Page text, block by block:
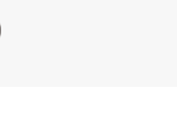
さを楽しむ、そん
ドからトレンドを